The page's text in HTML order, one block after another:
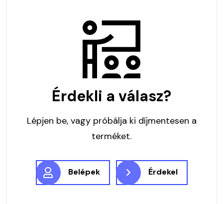
Érdekli a válasz?
Lépjen be, vagy próbálja ki díjmentesen a
terméket.
Belépek Érdekel